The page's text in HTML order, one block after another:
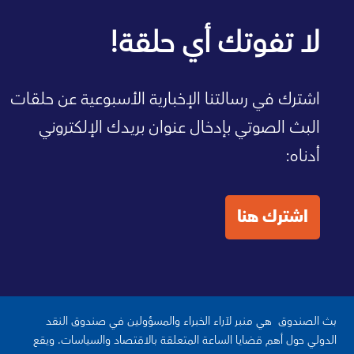
صفحة الصندوق الرئيسية
لا تفوتك أي حلقة!
اشترك في رسالتنا الإخبارية الأسبوعية عن حلقات
البث الصوتي بإدخال عنوان بريدك الإلكتروني
أدناه:
اشترك هنا
بث الصندوق هي منبر لآراء الخبراء والمسؤولين في صندوق النقد
الدولي حول أهم قضايا الساعة المتعلقة بالاقتصاد والسياسات. ويقع